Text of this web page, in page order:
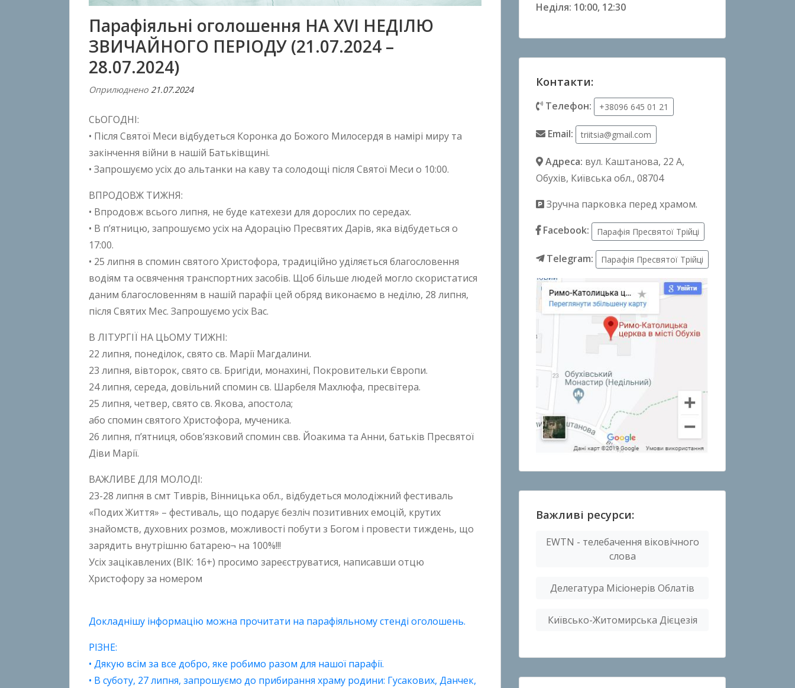
Парафіяльні оголошення НА ХVІ НЕДІЛЮ
ЗВИЧАЙНОГО ПЕРІОДУ (21.07.2024 –
28.07.2024)
Оприлюднено 21.07.2024В
A
n
B
o
n
k
o
СЬОГОДНІ:
• Після Святої Меси відбудеться Коронка до Божого Милосердя в намірі миру та
закінчення війни в нашій Батьківщині.
• Запрошуємо усіх до альтанки на каву та солодощі після Святої Меси о 10:00.
ВПРОДОВЖ ТИЖНЯ:
• Впродовж всього липня, не буде катехези для дорослих по середах.
• В п’ятницю, запрошуємо усіх на Адорацію Пресвятих Дарів, яка відбудеться о
17:00.
• 25 липня в спомин святого Христофора, традиційно уділяється благословення
водіям та освячення транспортних засобів. Щоб більше людей могло скористатися
даним благословенням в нашій парафії цей обряд виконаємо в неділю, 28 липня,
після Святих Мес. Запрошуємо усіх Вас.
В ЛІТУРГІЇ НА ЦЬОМУ ТИЖНІ:
22 липня, понеділок, свято св. Марії Магдалини.
23 липня, вівторок, свято св. Бригіди, монахині, Покровительки Європи.
24 липня, середа, довільний спомин св. Шарбеля Махлюфа, пресвітера.
25 липня, четвер, свято св. Якова, апостола;
або спомин святого Христофора, мученика.
26 липня, п’ятниця, обов’язковий спомин свв. Йоакима та Анни, батьків Пресвятої
Діви Марії.
ВАЖЛИВЕ ДЛЯ МОЛОДІ:
23-28 липня в смт Тиврів, Вінницька обл., відбудеться молодіжний фестиваль
«Подих Життя» – фестиваль, що подарує безліч позитивних емоцій, крутих
знайомств, духовних розмов, можливості побути з Богом і провести тиждень, що
зарядить внутрішню батарею¬ на 100%!!!
Усіх зацікавлених (ВІК: 16+) просимо зареєструватися, написавши отцю
Христофору за номером
Докладнішу інформацію можна прочитати на парафіяльному стенді оголошень.
РІЗНЕ:
• Дякую всім за все добро, яке робимо разом для нашої парафії.
• В суботу, 27 липня, запрошуємо до прибирання храму родини: Гусакових, Данчек,
Неділя: 10:00, 12:30
Контакти:
Телефон: +38096 645 01 21
Email: triitsia@gmail.com
Адреса: вул. Каштанова, 22 А,
Обухів, Київська обл., 08704
Зручна парковка перед храмом.
Facebook:
Парафія Пресвятої Трійці
Telegram: Парафія Пресвятої Трійці
Важливі ресурси:
EWTN - телебачення віковічного
слова
Делегатура Місіонерів Облатів
Київсько-Житомирська Дієцезія